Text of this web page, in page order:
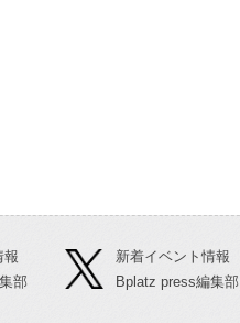
新着イベント情報
Bplatz press編集部
報
部